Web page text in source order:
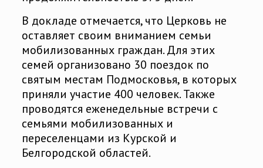
В докладе отмечается, что Церковь не
оставляет своим вниманием семьи
мобилизованных граждан. Для этих
семей организовано 30 поездок по
святым местам Подмосковья, в которых
приняли участие 400 человек. Также
проводятся еженедельные встречи с
семьями мобилизованных и
переселенцами из Курской и
Белгородской областей.